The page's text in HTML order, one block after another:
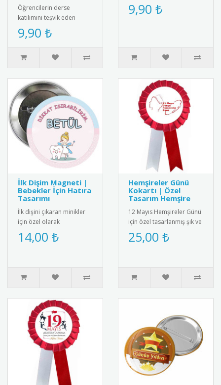
Öğrencilerin derse
katılımını teşvik eden
"Parmağını Kaldırıp Söz
İstediğin İçin Aferin" yazılı
moti..
9,90 ₺
Sağlıklı yaşam bilincini
yaymak için ideal
9,90 ₺
İlk Dişim Magneti |
Bebekler İçin Hatıra
Tasarımı
İlk dişini çıkaran minikler
için özel olarak
tasarlanmış bebek
magneti. Diş buğdayı
14,00 ₺
Hemşireler Günü
Kokartı | Özel
Tasarım Hemşire
12 Mayıs Hemşireler Günü
için özel tasarlanmış şık ve
kaliteli kokart. Sağlık
çalışanlarını onurland..
25,00 ₺